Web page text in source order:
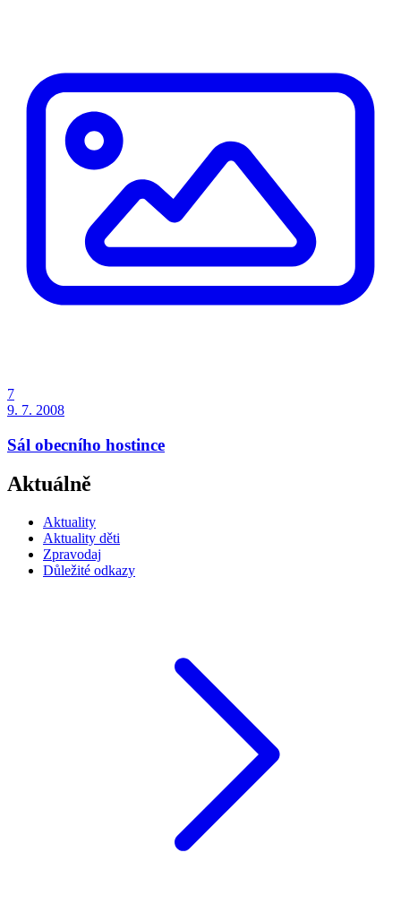
7
9. 7. 2008
Sál obecního hostince
Aktuálně
Aktuality
Aktuality děti
Zpravodaj
Důležité odkazy